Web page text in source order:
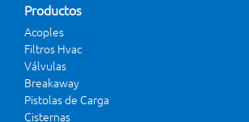
Productos
Acoples
Filtros Hvac
Válvulas
Breakaway
Pistolas de Carga
Cisternas